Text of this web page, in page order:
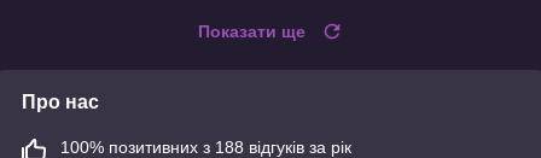
Показати ще
Про нас
100% позитивних з 188 відгуків за рік